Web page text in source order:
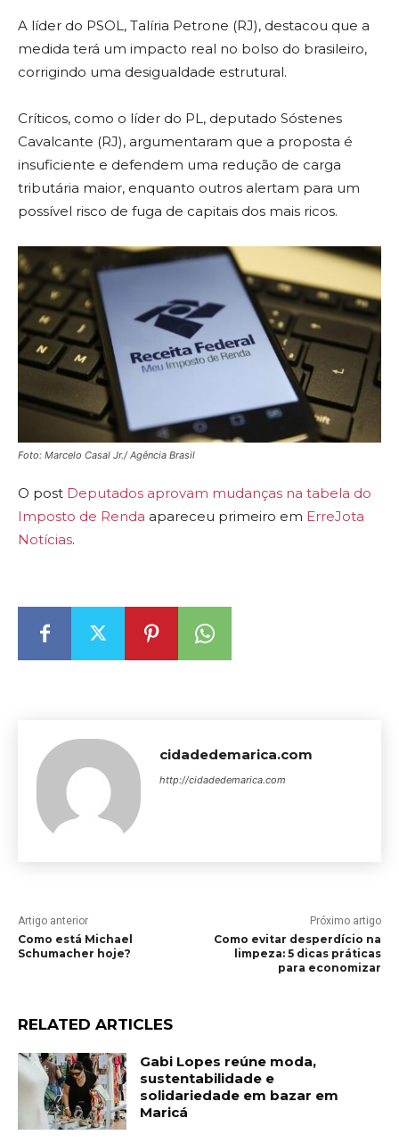
A líder do PSOL, Talíria Petrone (RJ), destacou que a
medida terá um impacto real no bolso do brasileiro,
corrigindo uma desigualdade estrutural.
Críticos, como o líder do PL, deputado Sóstenes
Cavalcante (RJ), argumentaram que a proposta é
insuficiente e defendem uma redução de carga
tributária maior, enquanto outros alertam para um
possível risco de fuga de capitais dos mais ricos.
Foto: Marcelo Casal Jr./ Agência Brasil
O post Deputados aprovam mudanças na tabela do
Imposto de Renda apareceu primeiro em ErreJota
Notícias.
cidadedemarica.com
http://cidadedemarica.com
Artigo anterior
Como está Michael
Schumacher hoje?
Próximo artigo
Como evitar desperdício na
limpeza: 5 dicas práticas
para economizar
RELATED ARTICLES
Gabi Lopes reúne moda,
sustentabilidade e
solidariedade em bazar em
Maricá